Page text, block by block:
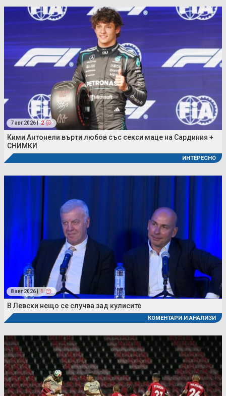
7 авг 2026 | 2
Кими Антонели върти любов със секси маце на Сардиния +
СНИМКИ
ИНТЕРЕСНО
8 авг 2026 | 1
В Левски нещо се случва зад кулисите
КОМЕНТАРИ И АНАЛИЗИ